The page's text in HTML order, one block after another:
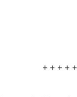
+ + + +